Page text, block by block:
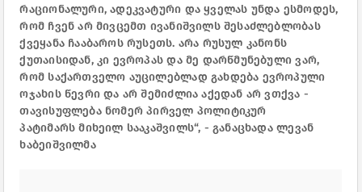
რაციონალური, ადეკვატური და ყველას უნდა ესმოდეს,
რომ ჩვენ არ მივცემთ ივანიშვილს შესაძლებლობას
ქვეყანა ჩააბაროს რუსეთს. არა რუსულ კანონს
ქუთაისიდან, კი ევროპას და მე დარწმუნებული ვარ,
რომ საქართველო აუცილებლად გახდება ევროპული
ოჯახის წევრი და არ შემიძლია აქედან არ ვთქვა -
თავისუფლება ნომერ პირველ პოლიტიკურ
პატიმარს მიხეილ სააკაშვილს“, - განაცხადა ლევან
ხაბეიშვილმა